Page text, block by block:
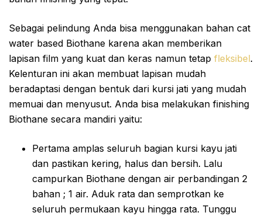
Sebagai pelindung Anda bisa menggunakan bahan cat
water based Biothane karena akan memberikan
lapisan film yang kuat dan keras namun tetap fleksibel.
Kelenturan ini akan membuat lapisan mudah
beradaptasi dengan bentuk dari kursi jati yang mudah
memuai dan menyusut. Anda bisa melakukan finishing
Biothane secara mandiri yaitu:
Pertama amplas seluruh bagian kursi kayu jati
dan pastikan kering, halus dan bersih. Lalu
campurkan Biothane dengan air perbandingan 2
bahan ; 1 air. Aduk rata dan semprotkan ke
seluruh permukaan kayu hingga rata. Tunggu